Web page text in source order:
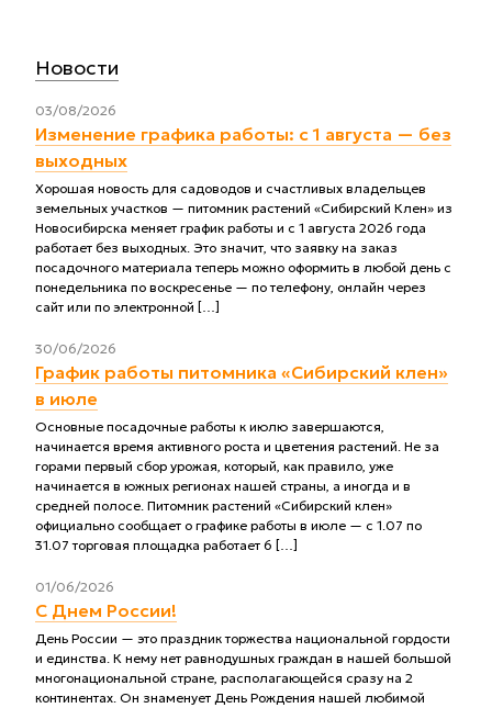
Новости
03/08/2026
Изменение графика работы: с 1 августа — без
выходных
Хорошая новость для садоводов и счастливых владельцев
земельных участков — питомник растений «Сибирский Клен» из
Новосибирска меняет график работы и с 1 августа 2026 года
работает без выходных. Это значит, что заявку на заказ
посадочного материала теперь можно оформить в любой день с
понедельника по воскресенье — по телефону, онлайн через
сайт или по электронной […]
30/06/2026
График работы питомника «Сибирский клен»
в июле
Основные посадочные работы к июлю завершаются,
начинается время активного роста и цветения растений. Не за
горами первый сбор урожая, который, как правило, уже
начинается в южных регионах нашей страны, а иногда и в
средней полосе. Питомник растений «Сибирский клен»
официально сообщает о графике работы в июле — с 1.07 по
31.07 торговая площадка работает 6 […]
01/06/2026
С Днем России!
День России — это праздник торжества национальной гордости
и единства. К нему нет равнодушных граждан в нашей большой
многонациональной стране, располагающейся сразу на 2
континентах. Он знаменует День Рождения нашей любимой